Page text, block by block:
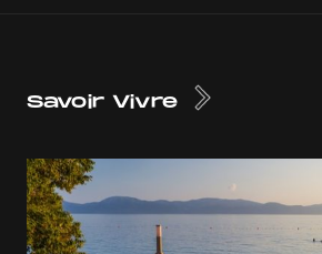
Savoir Vivre